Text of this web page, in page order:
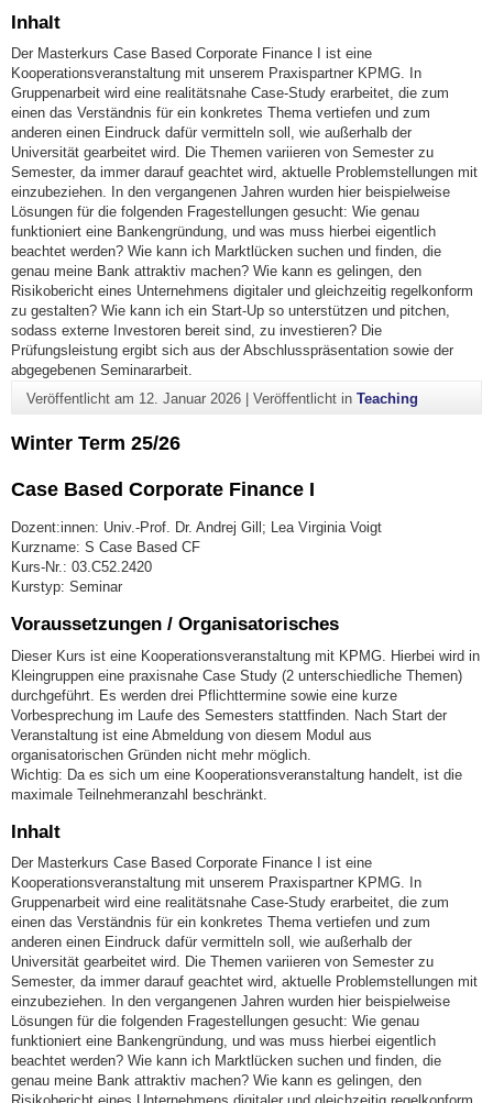
Inhalt
Der Masterkurs Case Based Corporate Finance I ist eine
Kooperationsveranstaltung mit unserem Praxispartner KPMG. In
Gruppenarbeit wird eine realitätsnahe Case-Study erarbeitet, die zum
einen das Verständnis für ein konkretes Thema vertiefen und zum
anderen einen Eindruck dafür vermitteln soll, wie außerhalb der
Universität gearbeitet wird. Die Themen variieren von Semester zu
Semester, da immer darauf geachtet wird, aktuelle Problemstellungen mit
einzubeziehen. In den vergangenen Jahren wurden hier beispielweise
Lösungen für die folgenden Fragestellungen gesucht: Wie genau
funktioniert eine Bankengründung, und was muss hierbei eigentlich
beachtet werden? Wie kann ich Marktlücken suchen und finden, die
genau meine Bank attraktiv machen? Wie kann es gelingen, den
Risikobericht eines Unternehmens digitaler und gleichzeitig regelkonform
zu gestalten? Wie kann ich ein Start-Up so unterstützen und pitchen,
sodass externe Investoren bereit sind, zu investieren? Die
Prüfungsleistung ergibt sich aus der Abschlusspräsentation sowie der
abgegebenen Seminararbeit.
Veröffentlicht am 12. Januar 2026| Veröffentlicht in Teaching
Winter Term 25/26
Case Based Corporate Finance I
Dozent:innen: Univ.-Prof. Dr. Andrej Gill; Lea Virginia Voigt
Kurzname: S Case Based CF
Kurs-Nr.: 03.C52.2420
Kurstyp: Seminar
Voraussetzungen / Organisatorisches
Dieser Kurs ist eine Kooperationsveranstaltung mit KPMG. Hierbei wird in
Kleingruppen eine praxisnahe Case Study (2 unterschiedliche Themen)
durchgeführt. Es werden drei Pflichttermine sowie eine kurze
Vorbesprechung im Laufe des Semesters stattfinden. Nach Start der
Veranstaltung ist eine Abmeldung von diesem Modul aus
organisatorischen Gründen nicht mehr möglich.
Wichtig: Da es sich um eine Kooperationsveranstaltung handelt, ist die
maximale Teilnehmeranzahl beschränkt.
Inhalt
Der Masterkurs Case Based Corporate Finance I ist eine
Kooperationsveranstaltung mit unserem Praxispartner KPMG. In
Gruppenarbeit wird eine realitätsnahe Case-Study erarbeitet, die zum
einen das Verständnis für ein konkretes Thema vertiefen und zum
anderen einen Eindruck dafür vermitteln soll, wie außerhalb der
Universität gearbeitet wird. Die Themen variieren von Semester zu
Semester, da immer darauf geachtet wird, aktuelle Problemstellungen mit
einzubeziehen. In den vergangenen Jahren wurden hier beispielweise
Lösungen für die folgenden Fragestellungen gesucht: Wie genau
funktioniert eine Bankengründung, und was muss hierbei eigentlich
beachtet werden? Wie kann ich Marktlücken suchen und finden, die
genau meine Bank attraktiv machen? Wie kann es gelingen, den